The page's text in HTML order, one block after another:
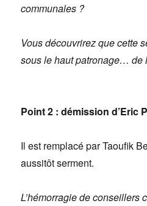
communales ?
Vous découvrirez que cette
sous le haut patronage… de
Point 2 : démission d’Eric
Il est remplacé par Taoufik
aussitôt serment.
L’hémorragie de conseillers